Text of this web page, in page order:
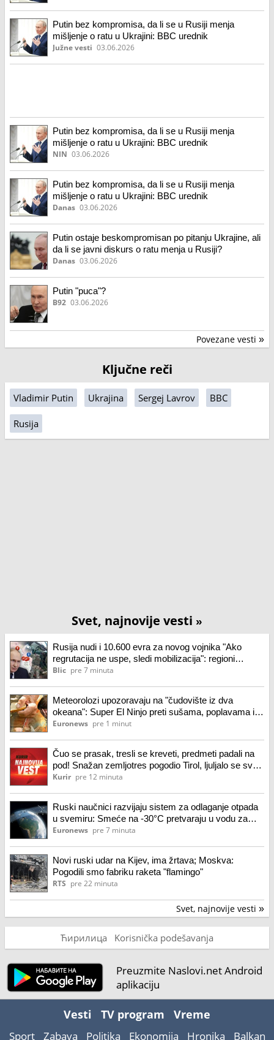
Putin bez kompromisa, da li se u Rusiji menja
mišljenje o ratu u Ukrajini: BBC urednik
Južne vesti 03.06.2026
Putin bez kompromisa, da li se u Rusiji menja
mišljenje o ratu u Ukrajini: BBC urednik
NIN 03.06.2026
Putin bez kompromisa, da li se u Rusiji menja
mišljenje o ratu u Ukrajini: BBC urednik
Danas 03.06.2026
Putin ostaje beskompromisan po pitanju Ukrajine, ali
da li se javni diskurs o ratu menja u Rusiji?
Danas 03.06.2026
Putin "puca"?
B92 03.06.2026
Povezane vesti »
Ključne reči
Vladimir Putin Ukrajina Sergej Lavrov BBC
Rusija
Svet, najnovije vesti »
Rusija nudi i 10.600 evra za novog vojnika "Ako
regrutacija ne uspe, sledi mobilizacija": regioni
drastično povećali novčane nagrade
Blic pre 7 minuta
Meteorolozi upozoravaju na "čudovište iz dva
okeana": Super El Ninjo preti sušama, poplavama i
glađu širom sveta
Euronews pre 1 minut
Čuo se prasak, tresli se kreveti, predmeti padali na
pod! Snažan zemljotres pogodio Tirol, ljuljalo se sve
do Insbruka i Tuksa! Građani preplašeni!
Kurir pre 12 minuta
Ruski naučnici razvijaju sistem za odlaganje otpada
u svemiru: Smeće na -30°C pretvaraju u vodu za
biljke
Euronews pre 7 minuta
Novi ruski udar na Kijev, ima žrtava; Moskva:
Pogodili smo fabriku raketa "flamingo"
RTS pre 22 minuta
Svet, najnovije vesti »
Ћирилица Korisnička podešavanja
Preuzmite Naslovi.net Android
aplikaciju
Vesti TV program Vreme
Sport Zabava Politika Ekonomija Hronika Balkan